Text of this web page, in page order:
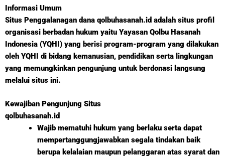
Informasi Umum
Situs Penggalanagan dana qolbuhasanah.id adalah situs profil
organisasi berbadan hukum yaitu Yayasan Qolbu Hasanah
Indonesia (YQHI) yang berisi program-program yang dilakukan
oleh YQHI di bidang kemanusian, pendidikan serta lingkungan
yang memungkinkan pengunjung untuk berdonasi langsung
melalui situs ini.
Kewajiban Pengunjung Situs
qolbuhasanah.id
Wajib mematuhi hukum yang berlaku serta dapat
mempertanggungjawabkan segala tindakan baik
berupa kelalaian maupun pelanggaran atas syarat dan